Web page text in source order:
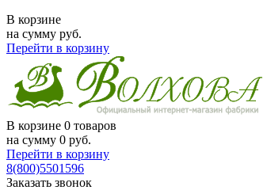
В корзине
на сумму руб.
Перейти в корзину
В корзине 0 товаров
на сумму 0 руб.
Перейти в корзину
8(800)5501596
Заказать звонок